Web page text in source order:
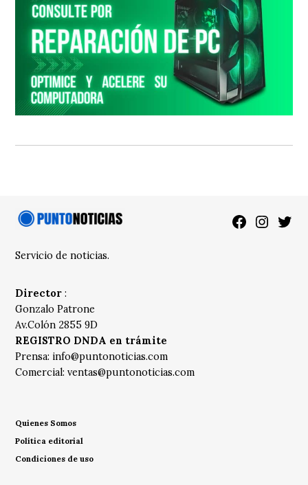
Facebook
Servicio de noticias.
Director :
Gonzalo Patrone
Av.Colón 2855 9D
REGISTRO DNDA en trámite
Prensa: info@puntonoticias.com
Comercial:ventas@puntonoticias.com
Quienes Somos
Política editorial
Condiciones de uso